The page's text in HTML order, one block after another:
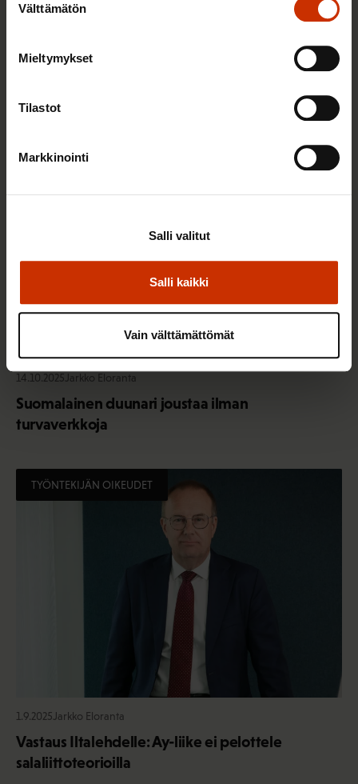
valinta
Välttämätön
Mieltymykset
Tilastot
Markkinointi
Salli kaikki
Salli valitut
Vain välttämättömät
29.5.2026Jarkko Eloranta
14.10.2025Jarkko Eloranta
Suomalainen duunari joustaa ilman
turvaverkkoja
TYÖNTEKIJÄN OIKEUDET
1.9.2025 Jarkko Eloranta
Vastaus Iltalehdelle: Ay-liike ei pelottele
salaliittoteorioilla